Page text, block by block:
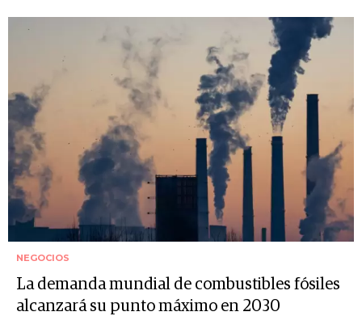
NEGOCIOS
La demanda mundial de combustibles fósiles
alcanzará su punto máximo en 2030